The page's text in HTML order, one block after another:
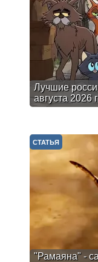
Лучшие
августа 2026
"Рамаяна" -
СТАТЬЯ